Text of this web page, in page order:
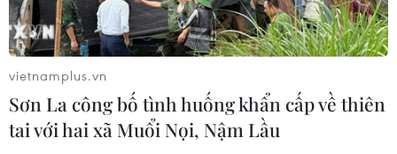
tối ưu hóa, mang tới cho khách hàng trải nghiệm tiện
ích hơn.
vietnamplus.vn
Sơn La công bố tình huống khẩn cấp về thiên
tai với hai xã Muổi Nọi, Nậm Lầu